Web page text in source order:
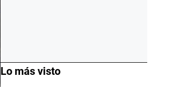
Lo más visto